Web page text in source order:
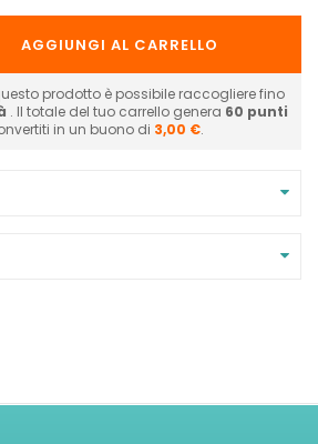
AGGIUNGI AL CARRELLO
prodotto è possibile raccogliere fino
. Il totale del tuo carrello genera 60 punti
in un buono di 3,00 €.